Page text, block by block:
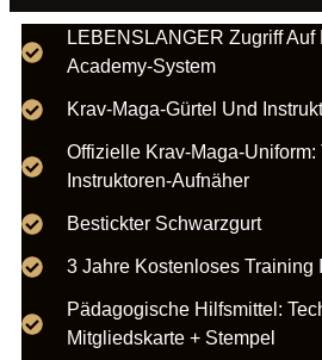
LEBENSLANGER Zugriff Auf
Academy-System
Krav-Maga-Gürtel Und
Offizielle Krav-Maga-Uniform:
Instruktoren-Aufnäher
Bestickter Schwarzgurt
3 Jahre Kostenloses Training
Pädagogische Hilfsmittel:
Mitgliedskarte + Stempel